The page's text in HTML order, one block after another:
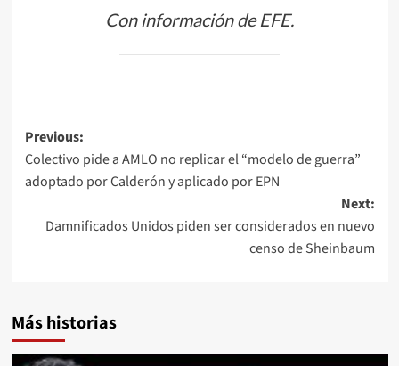
Con información de EFE.
Post
navigation
Previous:
Colectivo pide a AMLO no replicar el “modelo de guerra”
adoptado por Calderón y aplicado por EPN
Next:
Damnificados Unidos piden ser considerados en nuevo
censo de Sheinbaum
Más historias